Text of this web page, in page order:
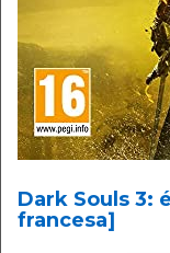
Dark Souls 3:
francesa]